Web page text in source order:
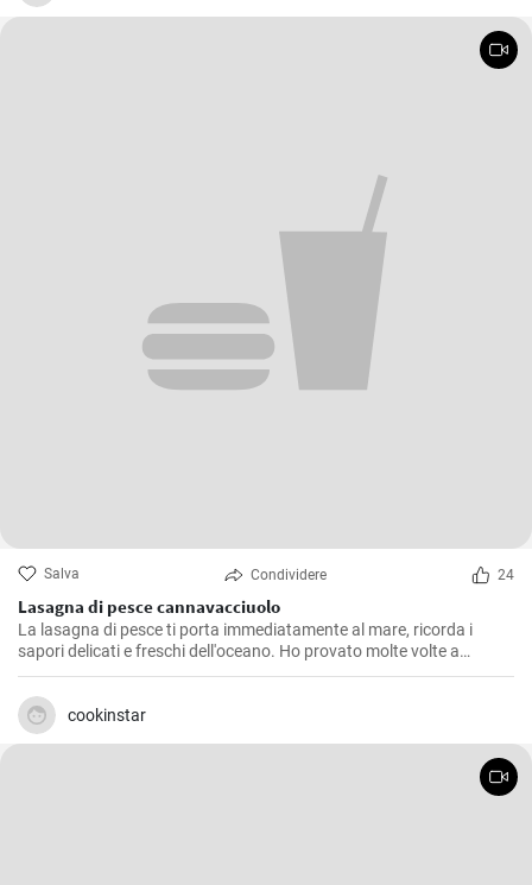
Salva Condividere 24
Lasagna di pesce cannavacciuolo
La lasagna di pesce ti porta immediatamente al mare, ricorda i
sapori delicati e freschi dell'oceano. Ho provato molte volte a
replicare il piatto come il famoso chef Cannavacciuolo, e dopo tanti
tentativi sono riuscito a ottenere un risultato che, modestamente, è
abbastanza sorprendente. La ricetta richiede tempo ed è piuttosto
laboriosa ma ne vale assolutamente la pena. Il trucco è dedicarsi a
cookinstar